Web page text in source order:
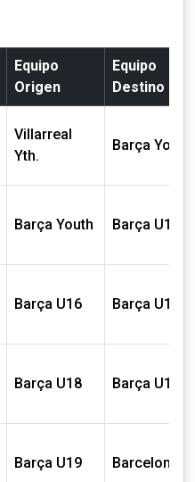
Equipo
Origen
Equipo
Destino
Villarreal
Yth.
Barça Youth
Barça Youth Barça U16
Barça U16 Barça U18
Barça U18 Barça U19
Barça U19 Barcelona B